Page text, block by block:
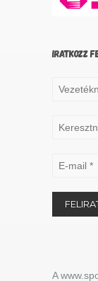
IRATKOZZ
A